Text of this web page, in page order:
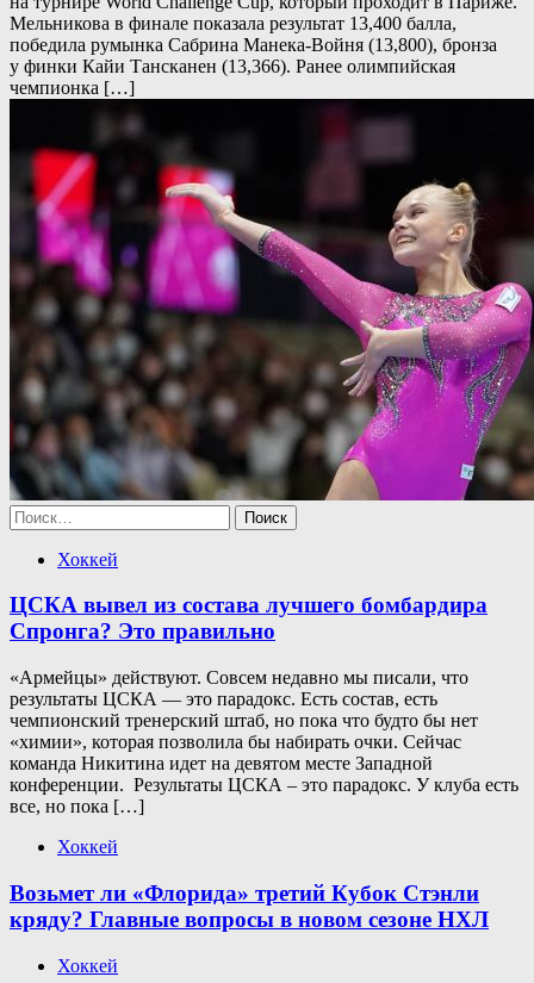
Мельникова в финале показала результат 13,400 балла,
победила румынка Сабрина Манека‑Войня (13,800), бронза
у финки Кайи Тансканен (13,366). Ранее олимпийская
чемпионка […]
Найти:
Хоккей
ЦСКА вывел из состава лучшего бомбардира
Спронга? Это правильно
«Армейцы» действуют. Совсем недавно мы писали, что
результаты ЦСКА — это парадокс. Есть состав, есть
чемпионский тренерский штаб, но пока что будто бы нет
«химии», которая позволила бы набирать очки. Сейчас
команда Никитина идет на девятом месте Западной
конференции. Результаты ЦСКА – это парадокс. У клуба есть
все, но пока […]
Хоккей
Возьмет ли «Флорида» третий Кубок Стэнли
кряду? Главные вопросы в новом сезоне НХЛ
Хоккей